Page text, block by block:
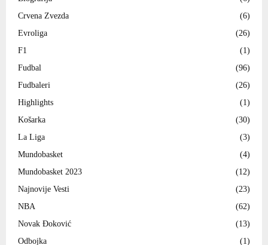
Crvena Zvezda
(6)
Evroliga
(26)
F1
(1)
Fudbal
(96)
Fudbaleri
(26)
Highlights
(1)
Košarka
(30)
La Liga
(3)
Mundobasket
(4)
Mundobasket 2023
(12)
Najnovije Vesti
(23)
NBA
(62)
Novak Đoković
(13)
Odbojka
(1)